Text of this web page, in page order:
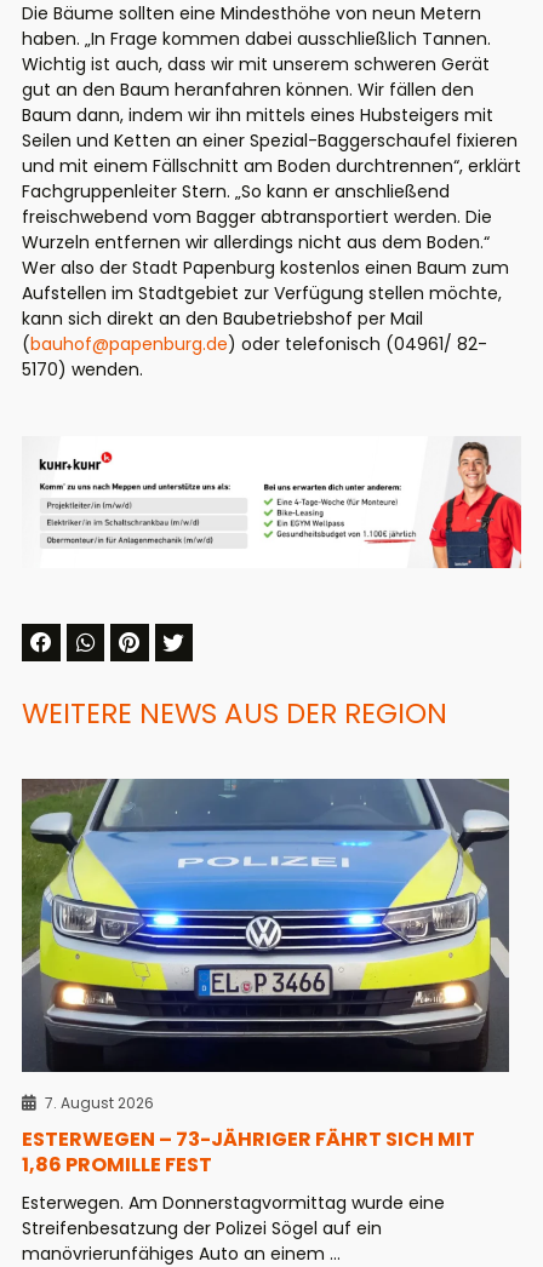
Die Bäume sollten eine Mindesthöhe von neun Metern
haben. „In Frage kommen dabei ausschließlich Tannen.
Wichtig ist auch, dass wir mit unserem schweren Gerät
gut an den Baum heranfahren können. Wir fällen den
Baum dann, indem wir ihn mittels eines Hubsteigers mit
Seilen und Ketten an einer Spezial-Baggerschaufel fixieren
und mit einem Fällschnitt am Boden durchtrennen“, erklärt
Fachgruppenleiter Stern. „So kann er anschließend
freischwebend vom Bagger abtransportiert werden. Die
Wurzeln entfernen wir allerdings nicht aus dem Boden.“
Wer also der Stadt Papenburg kostenlos einen Baum zum
Aufstellen im Stadtgebiet zur Verfügung stellen möchte,
kann sich direkt an den Baubetriebshof per Mail
(bauhof@papenburg.de) oder telefonisch (04961/ 82-
5170) wenden.
WEITERE NEWS AUS DER REGION
7. August 2026
ESTERWEGEN – 73-JÄHRIGER FÄHRT SICH MIT
1,86 PROMILLE FEST
Esterwegen. Am Donnerstagvormittag wurde eine
Streifenbesatzung der Polizei Sögel auf ein
manövrierunfähiges Auto an einem ...